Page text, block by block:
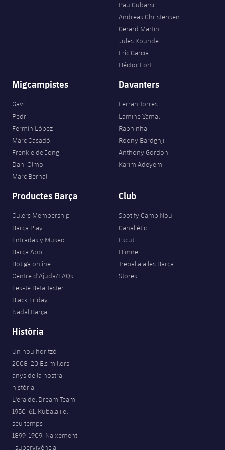
Pau Cubarsí
Andreas Christensen
Gerard Martín
Jules Kounde
Eric García
Héctor Fort
Migcampistes
Gavi
Pedri
Fermín López
Marc Casadó
Frenkie de Jong
Dani Olmo
Marc Bernal
Davanters
Ferran Torres
Lamine Yamal
Raphinha
Roony Bardghji
Anthony Gordon
Karim Adeyemi
Productes Barça
Culers Membership
Barça Play
Entradas y Museo
Barça App
Botiga online
Centre d’Ajuda/FAQs
Fes-te Beta Tester
Black Friday
Nadal Barça
Club
Spotify Camp Nou
Canal ètic
Escut
Himne
Treballa a les Barça
Stores
Història
Un nou horitzó
2008-20 Els millors
anys de la nostra
història
L'era del Dream Team
1950-61. Kubala i el
seu temps
1899-1909. Naixement
i supervivència